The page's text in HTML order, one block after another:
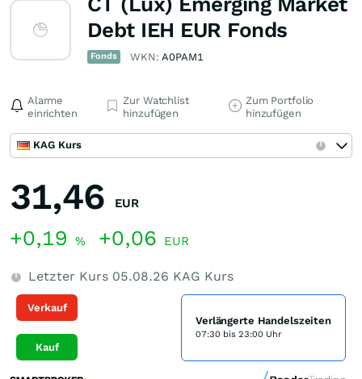
Debt IEH EUR Fonds
Fonds WKN:A0PAM1
Alarme
einrichten
Zur Watchlist
hinzufügen
Zum Portfolio
hinzufügen
KAG Kurs
31,46 EUR
+0,19 % +0,06 EUR
Letzter Kurs 05.08.26 KAG Kurs
Verkauf
Kauf
Verlängerte Handelszeiten
07:30 bis 23:00 Uhr